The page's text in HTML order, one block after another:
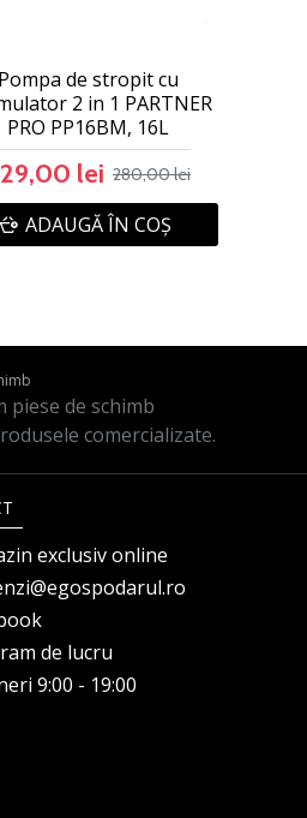
Pompa de stropit cu
2 in 1 PARTNER
PRO PP16BM, 16L
lei 280,00 lei
ADAUGĂ ÎN COŞ
piese de schimb
comercializate.
exclusiv online
de lucru
9:00 - 19:00